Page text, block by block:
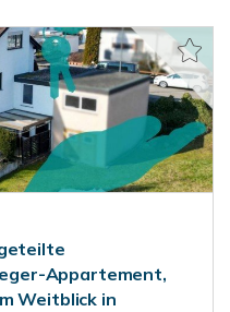
Appartement,
Weitblick in